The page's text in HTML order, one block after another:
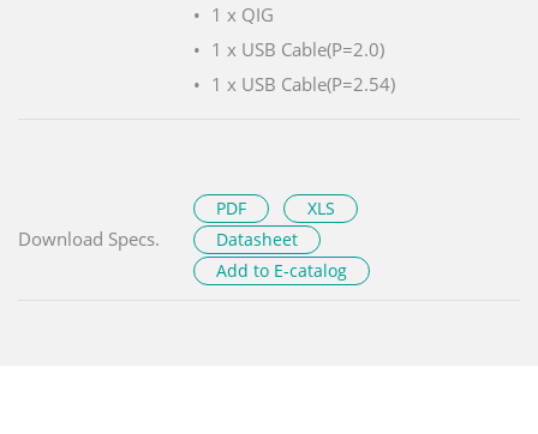
1 x QIG
1 x USB Cable(P=2.0)
1 x USB Cable(P=2.54)
Download Specs.
PDF
XLS
Datasheet
Add to E-catalog